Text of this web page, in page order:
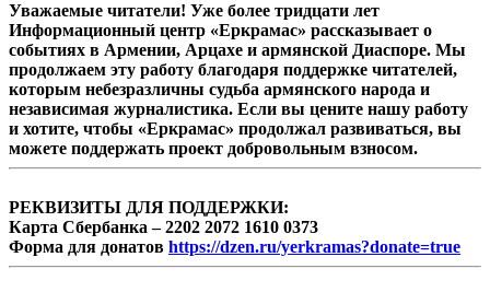
Уважаемые читатели! Уже более тридцати лет
Информационный центр «Еркрамас» рассказывает о
событиях в Армении, Арцахе и армянской Диаспоре. Мы
продолжаем эту работу благодаря поддержке читателей,
которым небезразличны судьба армянского народа и
независимая журналистика. Если вы цените нашу работу
и хотите, чтобы «Еркрамас» продолжал развиваться, вы
можете поддержать проект добровольным взносом.
РЕКВИЗИТЫ ДЛЯ ПОДДЕРЖКИ:
Карта Сбербанка – 2202 2072 1610 0373
Форма для донатов https://dzen.ru/yerkramas?donate=true